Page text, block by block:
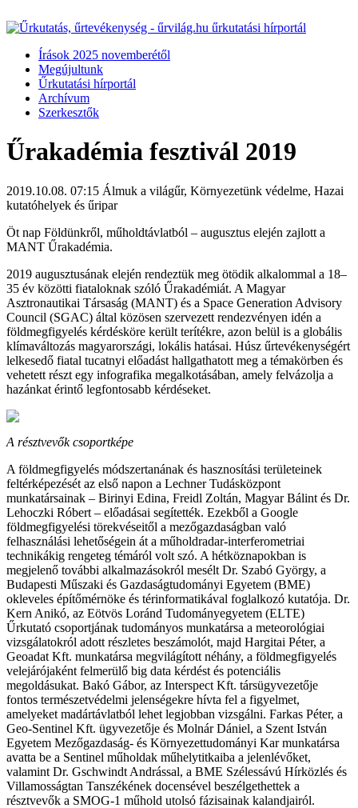
Írások 2025 novemberétől
Megújultunk
Űrkutatási hírportál
Archívum
Szerkesztők
Űrakadémia fesztivál 2019
2019.10.08. 07:15 Álmuk a világűr, Környezetünk védelme, Hazai
kutatóhelyek és űripar
Öt nap Földünkről, műholdtávlatból – augusztus elején zajlott a
MANT Űrakadémia.
2019 augusztusának elején rendeztük meg ötödik alkalommal a 18–
35 év közötti fiataloknak szóló Űrakadémiát. A Magyar
Asztronautikai Társaság (MANT) és a Space Generation Advisory
Council (SGAC) által közösen szervezett rendezvényen idén a
földmegfigyelés kérdésköre került terítékre, azon belül is a globális
klímaváltozás magyarországi, lokális hatásai. Húsz űrtevékenységért
lelkesedő fiatal tucatnyi előadást hallgathatott meg a témakörben és
vehetett részt egy infografika megalkotásában, amely felvázolja a
hazánkat érintő legfontosabb kérdéseket.
A résztvevők csoportképe
A földmegfigyelés módszertanának és hasznosítási területeinek
feltérképezését az első napon a Lechner Tudásközpont
munkatársainak – Birinyi Edina, Freidl Zoltán, Magyar Bálint és Dr.
Lehoczki Róbert – előadásai segítették. Ezekből a Google
földmegfigyelési törekvéseitől a mezőgazdaságban való
felhasználási lehetőségein át a műholdradar-interferometriai
technikákig rengeteg témáról volt szó. A hétköznapokban is
megjelenő további alkalmazásokról mesélt Dr. Szabó György, a
Budapesti Műszaki és Gazdaságtudományi Egyetem (BME)
okleveles építőmérnöke és térinformatikával foglalkozó kutatója. Dr.
Kern Anikó, az Eötvös Loránd Tudományegyetem (ELTE)
Űrkutató csoportjának tudományos munkatársa a meteorológiai
vizsgálatokról adott részletes beszámolót, majd Hargitai Péter, a
Geoadat Kft. munkatársa megvilágított néhány, a földmegfigyelés
velejárójaként felmerülő big data kérdést és potenciális
megoldásukat. Bakó Gábor, az Interspect Kft. társügyvezetője
fontos természetvédelmi jelenségekre hívta fel a figyelmet,
amelyeket madártávlatból lehet legjobban vizsgálni. Farkas Péter, a
Geo-Sentinel Kft. ügyvezetője és Molnár Dániel, a Szent István
Egyetem Mezőgazdaság- és Környezettudományi Kar munkatársa
avatta be a Sentinel műholdak műhelytitkaiba a jelenlévőket,
valamint Dr. Gschwindt Andrással, a BME Szélessávú Hírközlés és
Villamosságtan Tanszékének docensével beszélgethettek a
résztvevők a SMOG-1 műhold utolsó fázisainak kalandjairól.